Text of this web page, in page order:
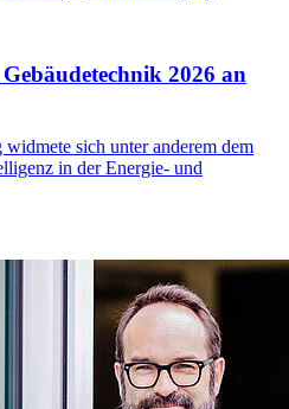
2026 an
sich unter anderem dem
in der Energie- und